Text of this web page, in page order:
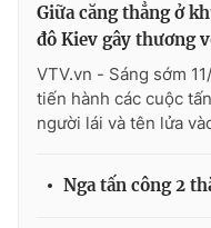
Giữa căng thẳng ở
đô Kiev gây thương
VTV.vn - Sáng sớm
tiến hành các cuộc
người lái và tên lửa
Nga tấn công 2